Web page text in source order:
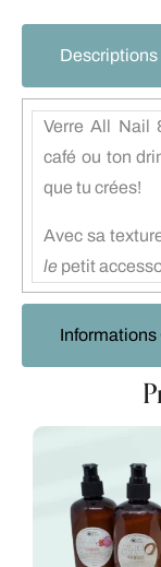
Descriptions
Verre All Nail
café ou ton
que tu crées!
Avec sa
le petit